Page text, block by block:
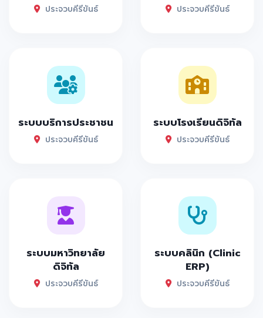
ประจวบคีรีขันธ์ ประจวบคีรีขันธ์
ระบบบริการประชาชน
ประจวบคีรีขันธ์
ระบบโรงเรียนดิจิทัล
ประจวบคีรีขันธ์
ระบบมหาวิทยาลัย
ดิจิทัล
ประจวบคีรีขันธ์
ระบบคลินิก (Clinic
ERP)
ประจวบคีรีขันธ์